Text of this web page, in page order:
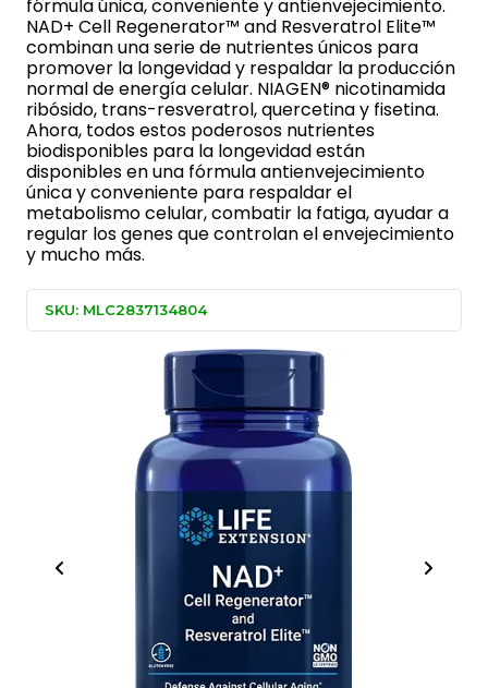
fórmula única, conveniente y antienvejecimiento.
NAD+ Cell Regenerator™ and Resveratrol Elite™
combinan una serie de nutrientes únicos para
promover la longevidad y respaldar la producción
normal de energía celular. NIAGEN® nicotinamida
ribósido, trans-resveratrol, quercetina y fisetina.
Ahora, todos estos poderosos nutrientes
biodisponibles para la longevidad están
disponibles en una fórmula antienvejecimiento
única y conveniente para respaldar el
metabolismo celular, combatir la fatiga, ayudar a
regular los genes que controlan el envejecimiento
y mucho más.
SKU: MLC2837134804